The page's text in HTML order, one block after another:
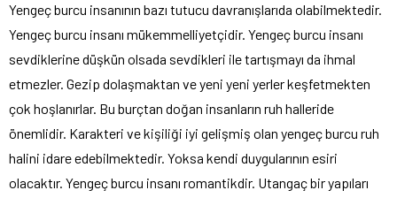
Yengeç burcu insanının bazı tutucu davranışlarıda olabilmektedir.
Yengeç burcu insanı mükemmelliyetçidir. Yengeç burcu insanı
sevdiklerine düşkün olsada sevdikleri ile tartışmayı da ihmal
etmezler. Gezip dolaşmaktan ve yeni yeni yerler keşfetmekten
çok hoşlanırlar. Bu burçtan doğan insanların ruh halleride
önemlidir. Karakteri ve kişiliği iyi gelişmiş olan yengeç burcu ruh
halini idare edebilmektedir. Yoksa kendi duygularının esiri
olacaktır. Yengeç burcu insanı romantikdir. Utangaç bir yapıları